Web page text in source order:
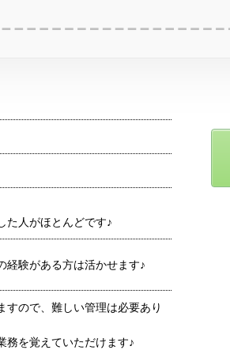
た人がほとんどです♪
験がある方は活かせます♪
すので、難しい管理は必要あり
務を覚えていただけます♪